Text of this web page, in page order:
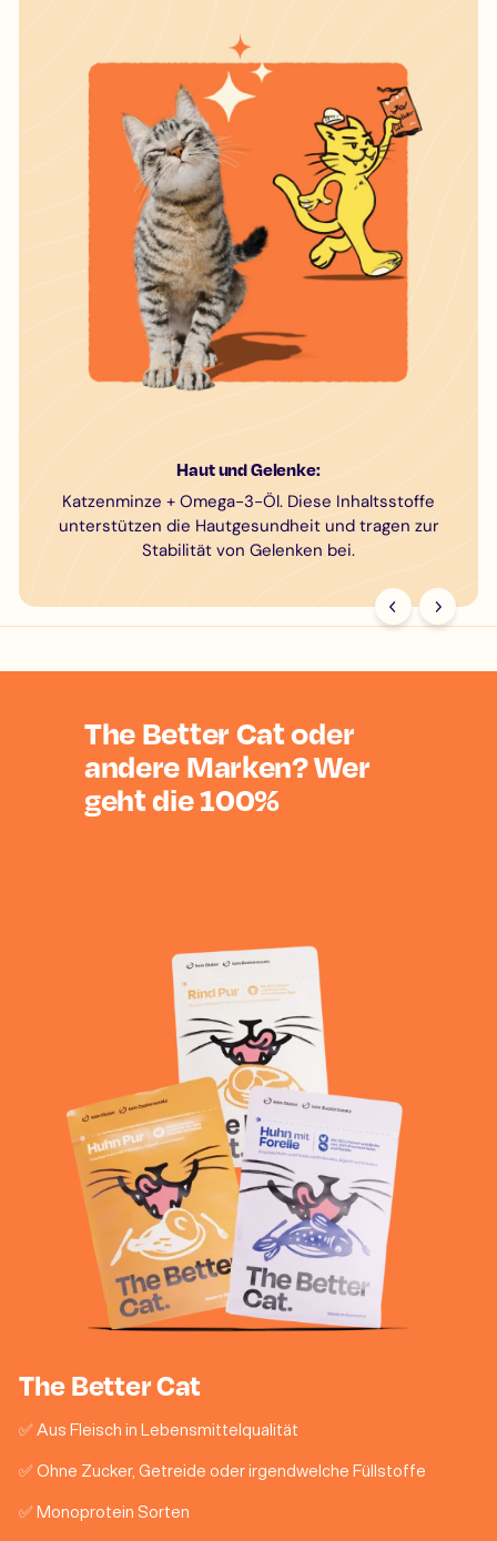
Haut und Gelenke:
Katzenminze + Omega-3-Öl. Diese Inhaltsstoffe
unterstützen die Hautgesundheit und tragen zur
Stabilität von Gelenken bei.
The Better Cat oder
andere Marken? Wer
geht die 100%
The Better Cat
✅ Aus Fleisch in Lebensmittelqualität
✅ Ohne Zucker, Getreide oder irgendwelche Füllstoffe
✅ Monoprotein Sorten